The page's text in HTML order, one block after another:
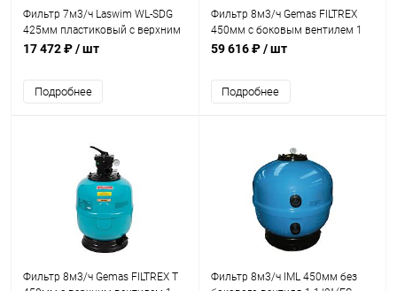
Фильтр 7м3/ч Laswim WL-SDG
425мм пластиковый с верхним
вентилем 1 1/2" (WL-SDG-17)
17 472 ₽/ шт
Подробнее
Фильтр 8м3/ч Gemas FILTREX
450мм с боковым вентилем 1
1/2" (021111)
59 616 ₽/ шт
Подробнее
Фильтр 8м3/ч Gemas FILTREX T
Фильтр 8м3/ч IML 450мм без